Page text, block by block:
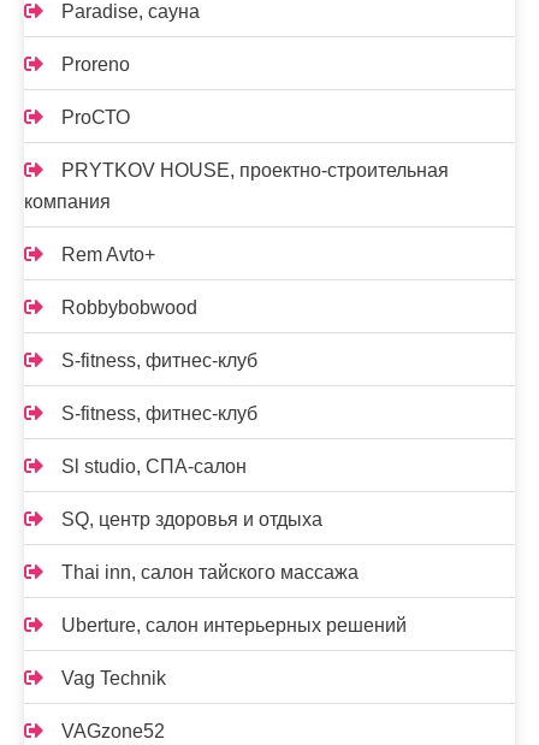
Paradise, сауна
Proreno
ProСТО
PRYTKOV HOUSE, проектно-строительная
компания
Rem Avto+
Robbybobwood
S-fitness, фитнес-клуб
S-fitness, фитнес-клуб
Sl studio, СПА-салон
SQ, центр здоровья и отдыха
Thai inn, салон тайского массажа
Uberture, салон интерьерных решений
Vag Technik
VAGzone52